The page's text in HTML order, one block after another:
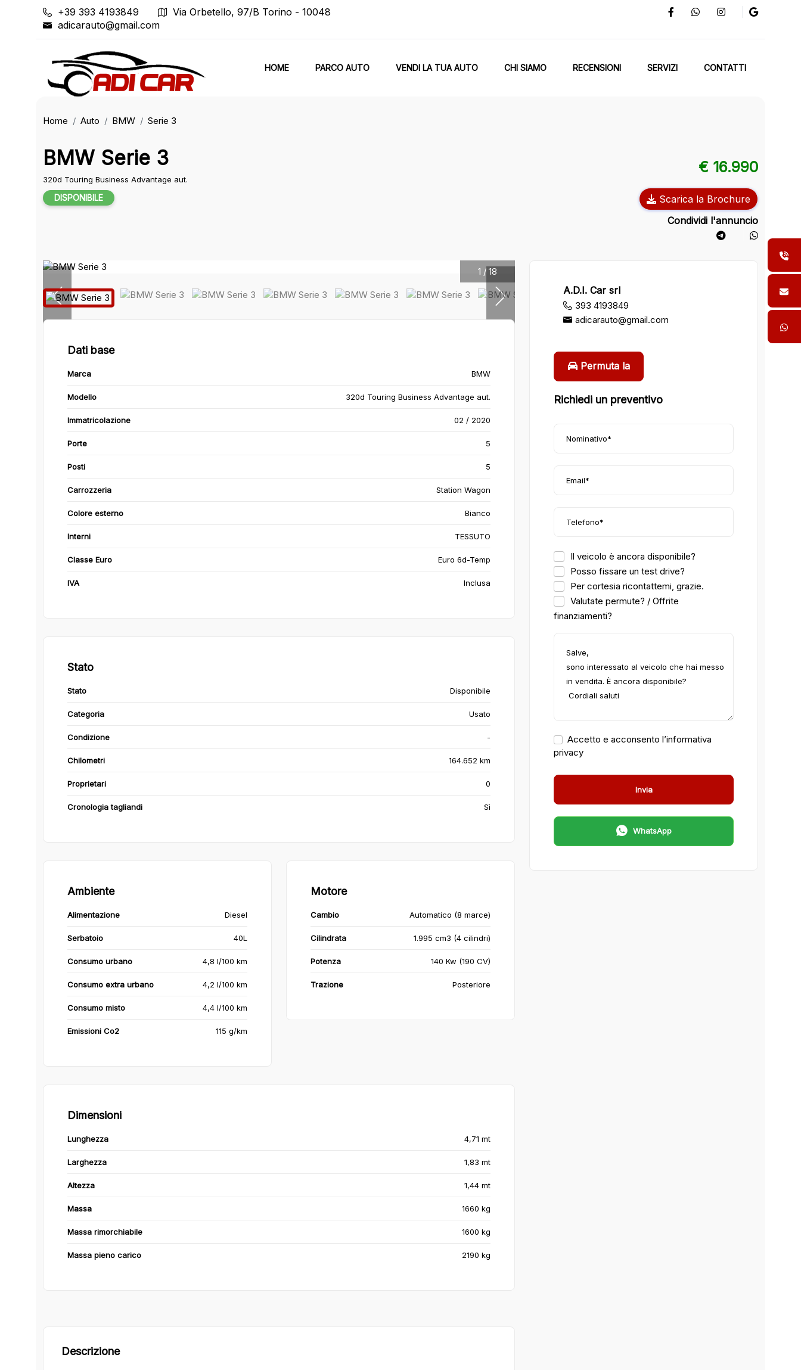
+39 393 4193849
Via Orbetello, 97/B Torino - 10048
adicarauto@gmail.com
HOME PARCO AUTO VENDI LA TUA AUTO CHI SIAMO RECENSIONI SERVIZI CONTATTI
Home Auto BMW Serie 3
BMW Serie 3
320d Touring Business Advantage aut.
DISPONIBILE
€ 16.990
Scarica la Brochure
Condividi l'annuncio
1 / 18
Dati base
Marca BMW
Modello 320d Touring Business Advantage aut.
Immatricolazione 02 / 2020
Porte 5
Posti 5
Carrozzeria Station Wagon
Colore esterno Bianco
Interni TESSUTO
Classe Euro Euro 6d-Temp
IVA Inclusa
Stato
Stato Disponibile
Categoria Usato
Condizione -
Chilometri 164.652 km
Proprietari 0
Cronologia tagliandi Sì
Ambiente
Alimentazione Diesel
Serbatoio 40L
Consumo urbano 4,8 l/100 km
Consumo extra urbano 4,2 l/100 km
Consumo misto 4,4 l/100 km
Emissioni Co2 115 g/km
Motore
Cambio Automatico (8 marce)
Cilindrata 1.995 cm3 (4 cilindri)
Potenza 140 Kw (190 CV)
Trazione Posteriore
Dimensioni
Lunghezza 4,71 mt
Larghezza 1,83 mt
Altezza 1,44 mt
Massa 1660 kg
Massa rimorchiabile 1600 kg
Massa pieno carico 2190 kg
Descrizione
A.D.I. Car srl
393 4193849
adicarauto@gmail.com
Permuta la
Richiedi un preventivo
Il veicolo è ancora disponibile?
Posso fissare un test drive?
Per cortesia ricontattemi, grazie.
Valutate permute? / Offrite
finanziamenti?
Accetto e acconsento l’informativa
privacy
Invia
WhatsApp